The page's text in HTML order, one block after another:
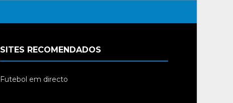
SITES RECOMENDADOS
Futebol em directo